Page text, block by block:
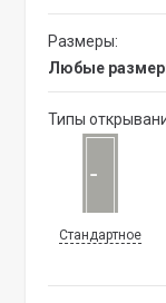
Размеры:
Любые
Типы
Стандартное